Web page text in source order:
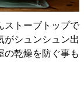
ストーブトップで
がシュンシュン出
の乾燥を防ぐ事も